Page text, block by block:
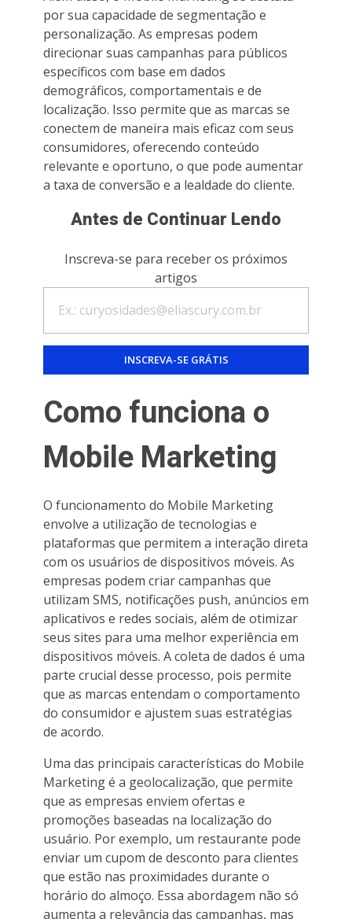
por sua capacidade de segmentação e
personalização. As empresas podem
direcionar suas campanhas para públicos
específicos com base em dados
demográficos, comportamentais e de
localização. Isso permite que as marcas se
conectem de maneira mais eficaz com seus
consumidores, oferecendo conteúdo
relevante e oportuno, o que pode aumentar
a taxa de conversão e a lealdade do cliente.
Antes de Continuar Lendo
Inscreva-se para receber os próximos
artigos
Como funciona o
Mobile Marketing
O funcionamento do Mobile Marketing
envolve a utilização de tecnologias e
plataformas que permitem a interação direta
com os usuários de dispositivos móveis. As
empresas podem criar campanhas que
utilizam SMS, notificações push, anúncios em
aplicativos e redes sociais, além de otimizar
seus sites para uma melhor experiência em
dispositivos móveis. A coleta de dados é uma
parte crucial desse processo, pois permite
que as marcas entendam o comportamento
do consumidor e ajustem suas estratégias
de acordo.
Uma das principais características do Mobile
Marketing é a geolocalização, que permite
que as empresas enviem ofertas e
promoções baseadas na localização do
usuário. Por exemplo, um restaurante pode
enviar um cupom de desconto para clientes
que estão nas proximidades durante o
horário do almoço. Essa abordagem não só
aumenta a relevância das campanhas, mas